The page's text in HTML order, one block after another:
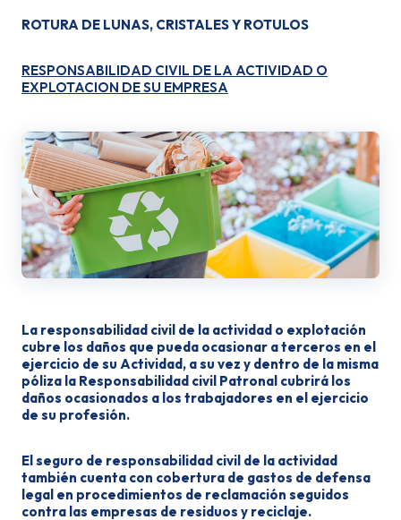
ROTURA DE LUNAS, CRISTALES Y ROTULOS
RESPONSABILIDAD CIVIL DE LA ACTIVIDAD O
EXPLOTACION DE SU EMPRESA
La responsabilidad civil de la actividad o explotación
cubre los daños que pueda ocasionar a terceros en el
ejercicio de su Actividad, a su vez y dentro de la misma
póliza la Responsabilidad civil Patronal cubrirá los
daños ocasionados a los trabajadores en el ejercicio
de su profesión.
El seguro de responsabilidad civil de la actividad
también cuenta con cobertura de gastos de defensa
legal en procedimientos de reclamación seguidos
contra las empresas de residuos y reciclaje.